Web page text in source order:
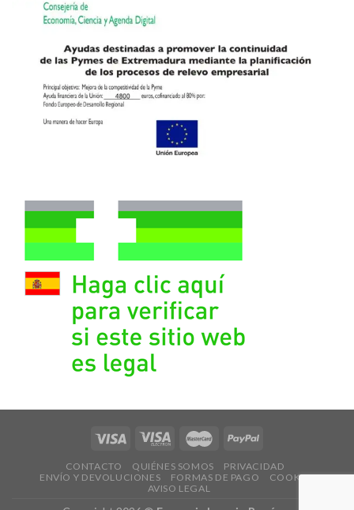
CONTACTO QUIÉNES SOMOS
PRIVACIDAD
ENVÍO Y DEVOLUCIONES
FORMAS DE PAGO
COOKIES
AVISO LEGAL